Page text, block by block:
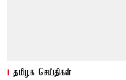
தமிழக செய்திகள்